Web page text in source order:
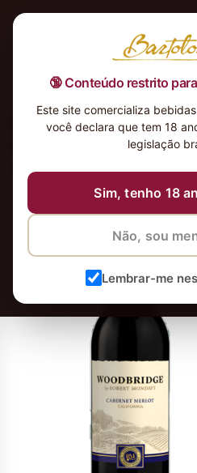
🔞 Conteúdo restrito
Este site comercializa
você declara que tem 18
legislação
Sim, tenho 18
Não, sou
Lembrar-me
Robert-Mondavi-
Cabernet-Merlot-
California_4x-1
13 de maio de 2026 13 de maio